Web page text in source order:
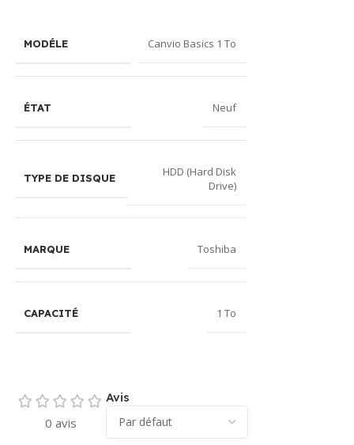
MODÉLE Canvio Basics 1 To
ÉTAT Neuf
TYPE DE DISQUE
HDD (Hard Disk
Drive)
MARQUE Toshiba
CAPACITÉ 1 To
0 avis
Avis